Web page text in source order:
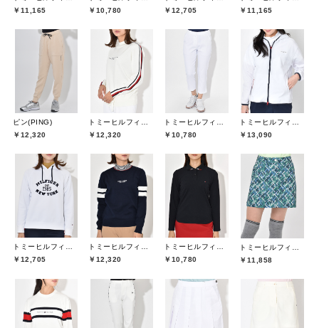
￥11,165
￥10,780
￥12,705
￥11,165
ピン(PING)
￥12,320
￥12,320
￥10,780
￥13,090
￥12,705
￥12,320
￥10,780
￥11,858